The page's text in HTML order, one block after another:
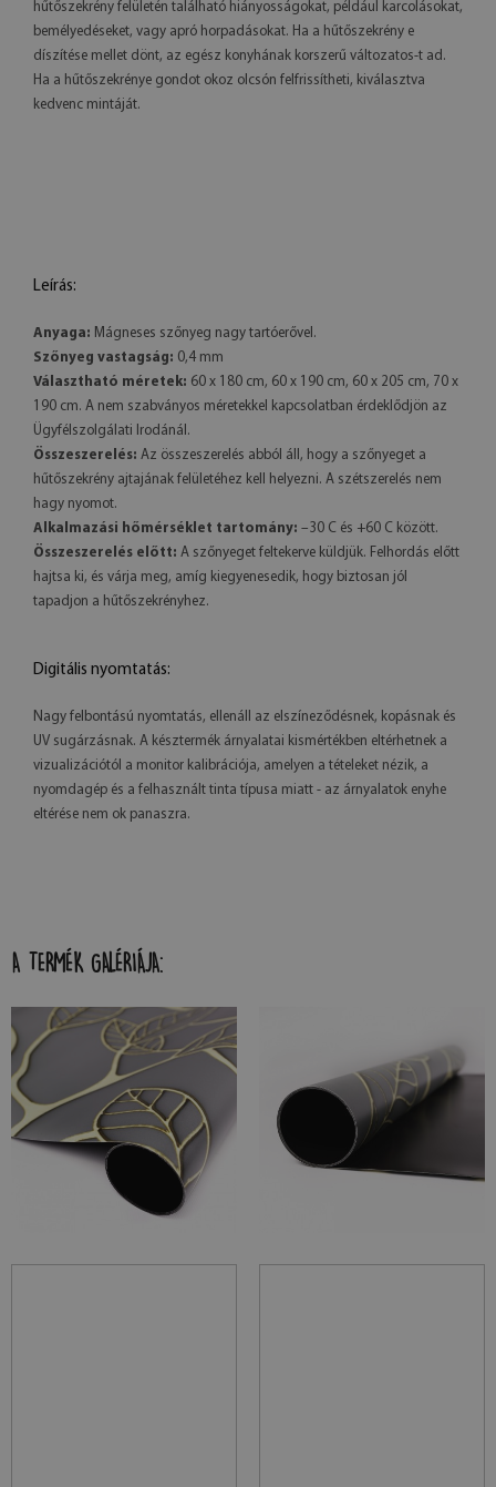
hűtőszekrény felületén található hiányosságokat, például karcolásokat,
bemélyedéseket, vagy apró horpadásokat. Ha a hűtőszekrény e
díszítése mellet dönt, az egész konyhának korszerű változatos-t ad.
Ha a hűtőszekrénye gondot okoz olcsón felfrissítheti, kiválasztva
kedvenc mintáját.
Leírás:
Anyaga: Mágneses szőnyeg nagy tartóerővel.
Szőnyeg vastagság: 0,4 mm
Választható méretek: 60 x 180 cm, 60 x 190 cm, 60 x 205 cm, 70 x
190 cm. A nem szabványos méretekkel kapcsolatban érdeklődjön az
Ügyfélszolgálati Irodánál.
Összeszerelés: Az összeszerelés abból áll, hogy a szőnyeget a
hűtőszekrény ajtajának felületéhez kell helyezni. A szétszerelés nem
hagy nyomot.
Alkalmazási hőmérséklet tartomány: –30 C és +60 C között.
Összeszerelés előtt: A szőnyeget feltekerve küldjük. Felhordás előtt
hajtsa ki, és várja meg, amíg kiegyenesedik, hogy biztosan jól
tapadjon a hűtőszekrényhez.
Digitális nyomtatás:
Nagy felbontású nyomtatás, ellenáll az elszíneződésnek, kopásnak és
UV sugárzásnak. A késztermék árnyalatai kismértékben eltérhetnek a
vizualizációtól a monitor kalibrációja, amelyen a tételeket nézik, a
nyomdagép és a felhasznált tinta típusa miatt - az árnyalatok enyhe
eltérése nem ok panaszra.
A TERMÉK GALÉRIÁJA: